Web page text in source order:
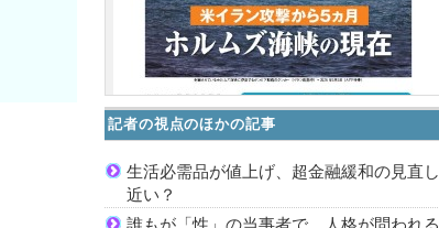
記者の視点のほかの記事
生活必需品が値上げ、超金融緩和の見直し
近い？
誰もが「性」の当事者で、人格が問われる